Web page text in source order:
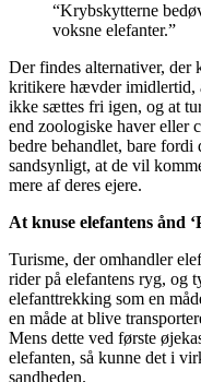
“Krybskytterne
voksne elefanter.”
Der findes alternativer, der
kritikere hævder imidlertid,
ikke sættes fri igen, og at
end zoologiske haver eller
bedre behandlet, bare
sandsynligt, at de vil
mere af deres ejere.
At knuse elefantens ånd
Turisme, der omhandler
rider på elefantens ryg, og
elefanttrekking som en
en måde at blive
Mens dette ved første
elefanten, så kunne det i
sandheden.